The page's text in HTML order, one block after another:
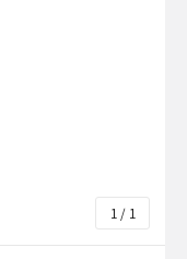
1 / 1